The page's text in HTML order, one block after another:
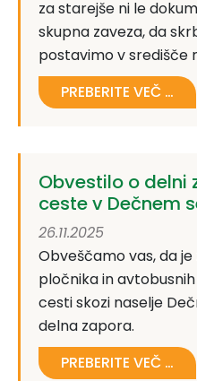
za starejše ni le
skupna zaveza, da
postavimo v središče
PREBERITE VEČ …
Obvestilo o delni
ceste v Dečnem
26.11.2025
Obveščamo vas, da
pločnika in
cesti skozi naselje
delna zapora.
PREBERITE VEČ …